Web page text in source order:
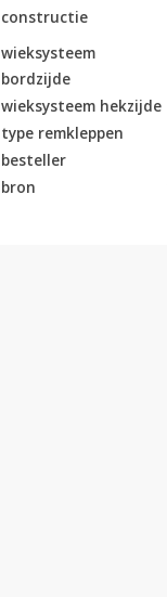
constructie
wieksysteem
bordzijde
wieksysteem hekzijde
type remkleppen
besteller
bron